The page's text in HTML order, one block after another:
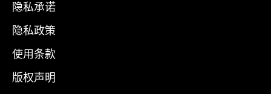
隐私承诺
隐私政策
使用条款
版权声明